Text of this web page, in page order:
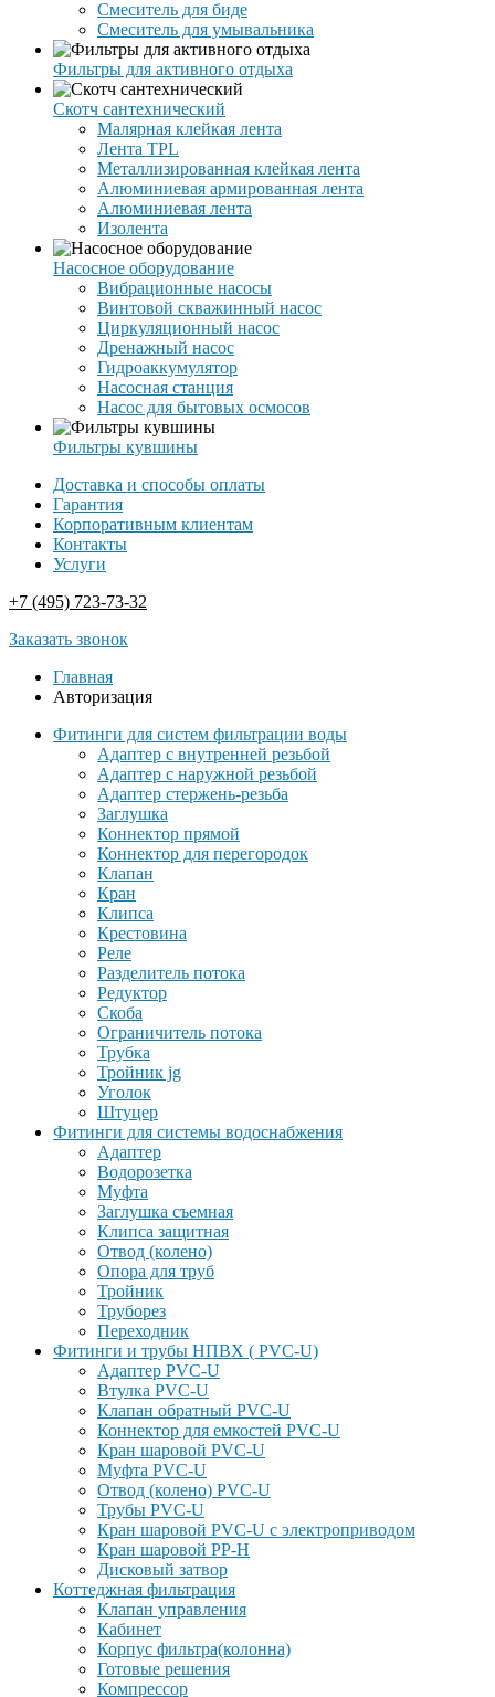
Смеситель для биде
Смеситель для умывальника
Фильтры для активного отдыха
Скотч сантехнический
Малярная клейкая лента
Лента TPL
Металлизированная клейкая лента
Алюминиевая армированная лента
Алюминиевая лента
Изолента
Насосное оборудование
Вибрационные насосы
Винтовой скважинный насос
Циркуляционный насос
Дренажный насос
Гидроаккумулятор
Насосная станция
Насос для бытовых осмосов
Фильтры кувшины
Доставка и способы оплаты
Гарантия
Корпоративным клиентам
Контакты
Услуги
+7 (495) 723-73-32
Заказать звонок
Главная
Авторизация
Фитинги для систем фильтрации воды
Адаптер с внутренней резьбой
Адаптер с наружной резьбой
Адаптер стержень-резьба
Заглушка
Коннектор прямой
Коннектор для перегородок
Клапан
Кран
Клипса
Крестовина
Реле
Разделитель потока
Редуктор
Скоба
Ограничитель потока
Трубка
Тройник jg
Уголок
Штуцер
Фитинги для системы водоснабжения
Адаптер
Водорозетка
Муфта
Заглушка съемная
Клипса защитная
Отвод (колено)
Опора для труб
Тройник
Труборез
Переходник
Фитинги и трубы НПВХ ( PVC-U)
Адаптер PVC-U
Втулка PVC-U
Клапан обратный PVC-U
Коннектор для емкостей PVC-U
Кран шаровой PVC-U
Муфта PVC-U
Отвод (колено) PVC-U
Трубы PVC-U
Кран шаровой PVC-U с электроприводом
Кран шаровой PP-H
Дисковый затвор
Коттеджная фильтрация
Клапан управления
Кабинет
Корпус фильтра(колонна)
Готовые решения
Компрессор